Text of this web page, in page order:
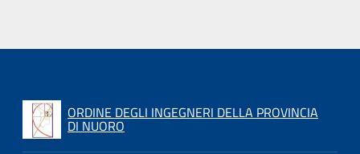
ORDINE DEGLI INGEGNERI DELLA PROVINCIA
DI NUORO